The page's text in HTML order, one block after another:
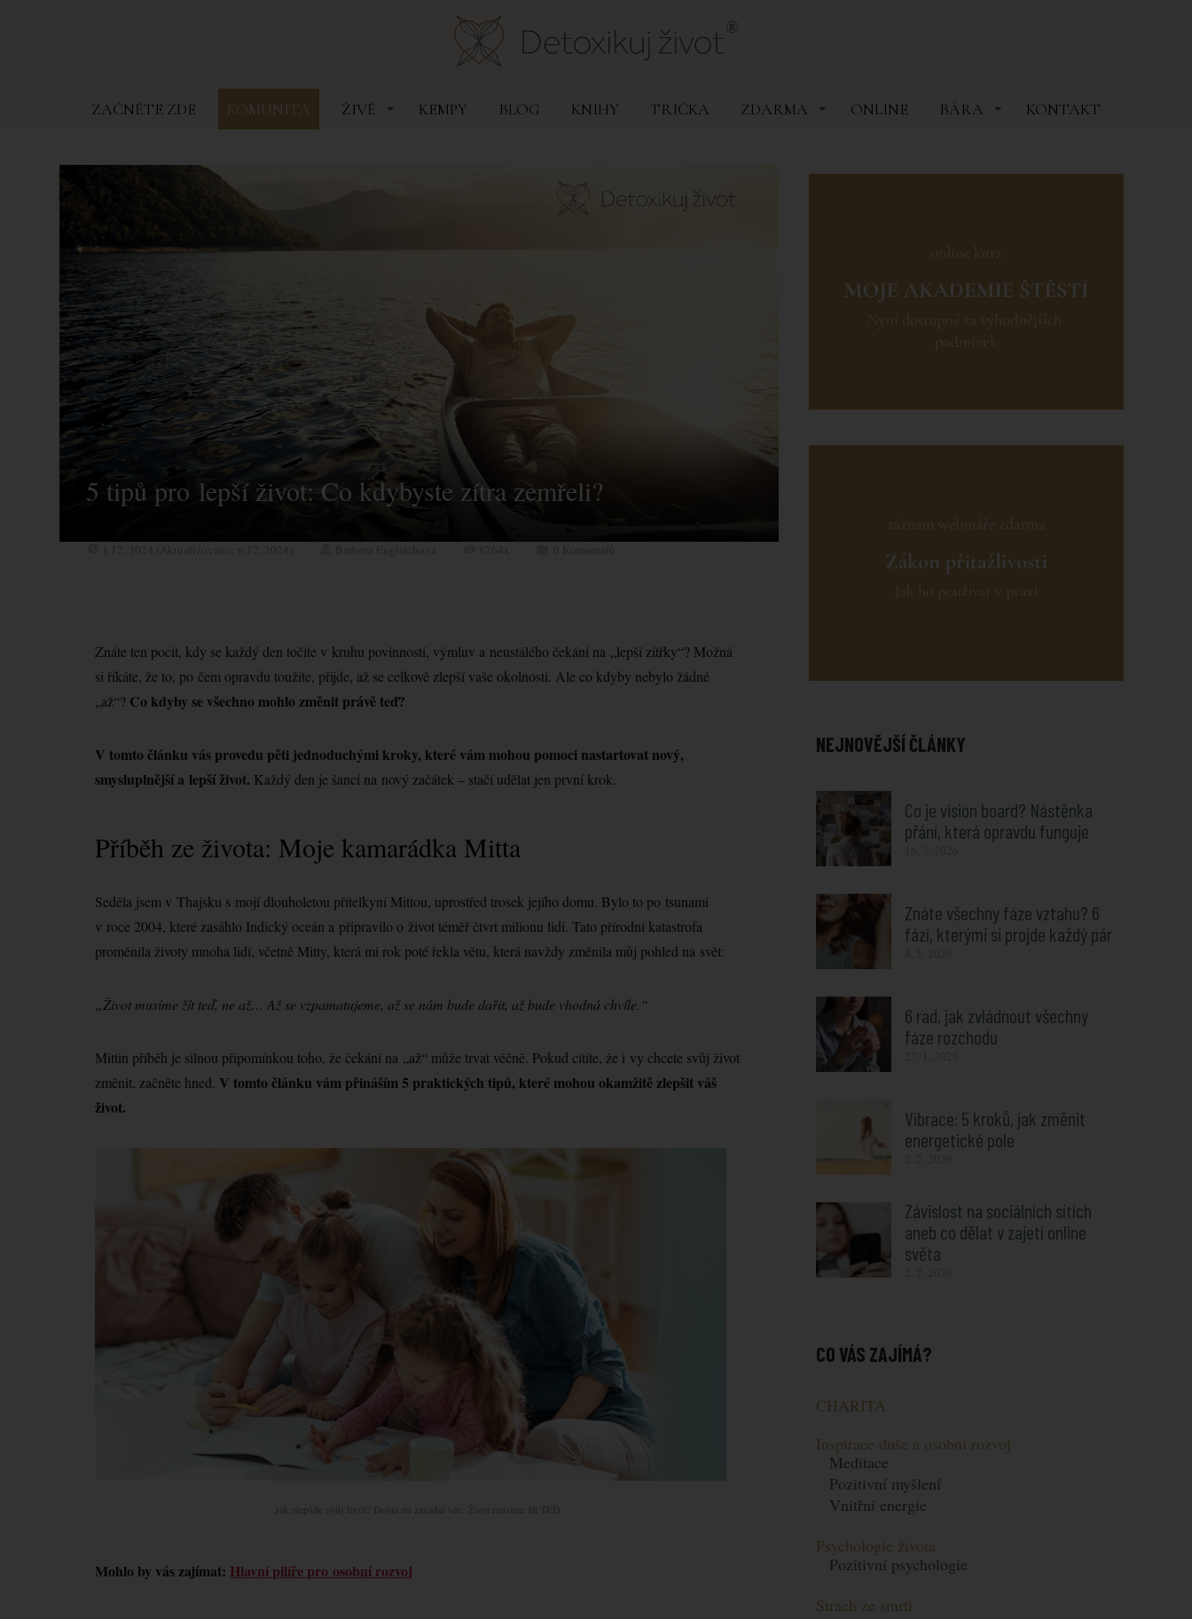
ZAČNĚTE ZDE KOMUNITA ŽIVĚ KEMPY BLOG KNIHY TRIČKA ZDARMA ONLINE BÁRA KONTAKT
5 tipů pro lepší život: Co kdybyste zítra zemřeli?
Znáte ten pocit, kdy se každý den točíte v kruhu povinností, výmluv a neustálého čekání na „lepší zítřky“? Možná
si říkáte, že to, po čem opravdu toužíte, přijde, až se celkově zlepší vaše okolnosti. Ale co kdyby nebylo žádné
„až“? Co kdyby se všechno mohlo změnit právě teď?
V tomto článku vás provedu pěti jednoduchými kroky, které vám mohou pomoci nastartovat nový,
smysluplnější a lepší život. Každý den je šancí na nový začátek – stačí udělat jen první krok.
Příběh ze života: Moje kamarádka Mitta
Seděla jsem v Thajsku s mojí dlouholetou přítelkyní Mittou, uprostřed trosek jejího domu. Bylo to po tsunami
v roce 2004, které zasáhlo Indický oceán a připravilo o život téměř čtvrt milionu lidí. Tato přírodní katastrofa
proměnila životy mnoha lidí, včetně Mitty, která mi rok poté řekla větu, která navždy změnila můj pohled na svět:
„Život musíme žít teď, ne až… Až se vzpamatujeme, až se nám bude dařit, až bude vhodná chvíle.“
Mittin příběh je silnou připomínkou toho, že čekání na „až“ může trvat věčně. Pokud cítíte, že i vy chcete svůj život
změnit, začněte hned. V tomto článku vám přináším 5 praktických tipů, které mohou okamžitě zlepšit váš
život.
Jak zlepšíte svůj život? Došla mi zásadní věc. Život musíme žít TEĎ.
Mohlo by vás zajímat: Hlavní pilíře pro osobní rozvoj
NEJNOVĚJŠÍ ČLÁNKY
Co je vision board? Nástěnka
přání, která opravdu funguje
Znáte všechny fáze vztahu? 6
fází, kterými si projde každý pár
6 rad, jak zvládnout všechny
fáze rozchodu
Vibrace: 5 kroků, jak změnit
energetické pole
Závislost na sociálních sítích
aneb co dělat v zajetí online
světa
CO VÁS ZAJÍMÁ?
CHARITA
Inspirace duše a osobní rozvoj
Meditace
Pozitivní myšlení
Vnitřní energie
Psychologie života
Pozitivní psychologie
Strach ze smrti